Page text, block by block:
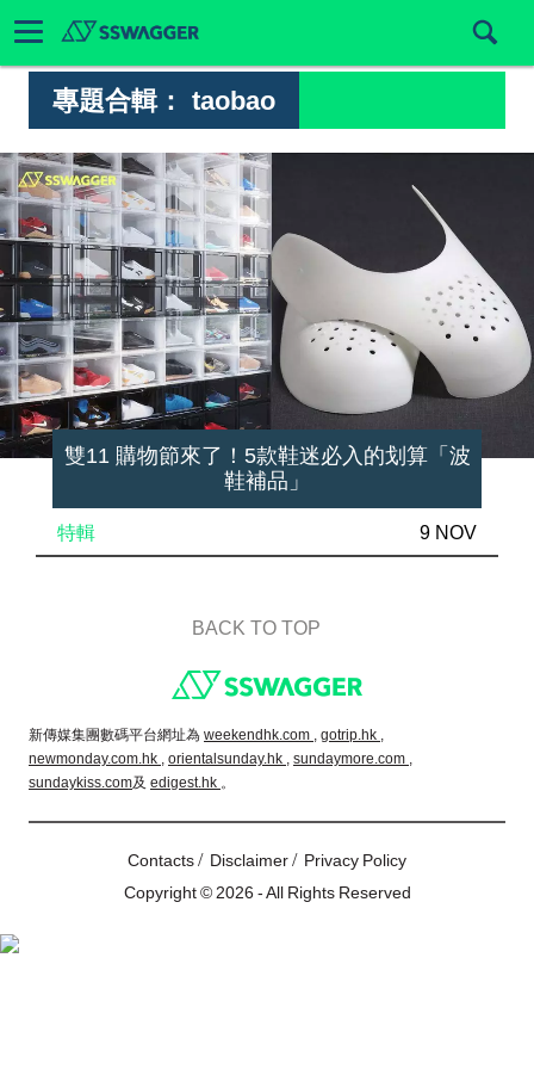
專題合輯： taobao
雙11 購物節來了！5款鞋迷必入的划算「波
鞋補品」
特輯 9 NOV
BACK TO TOP
新傳媒集團數碼平台網址為 weekendhk.com , gotrip.hk ,
newmonday.com.hk , orientalsunday.hk , sundaymore.com ,
sundaykiss.com及 edigest.hk 。
Contacts/ Disclaimer/ Privacy Policy
Copyright © 2026 - All Rights Reserved